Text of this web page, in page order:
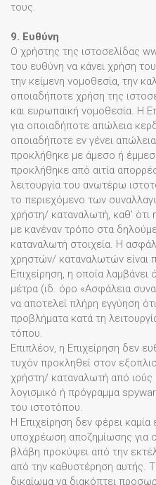
τους.
9. Ευθύνη
Ο χρήστης της ιστοσελίδας
του ευθύνη να κάνει χρήση
την κείμενη νομοθεσία, την
οποιαδήποτε χρήση της
και ευρωπαϊκή νομοθεσία. Η
για οποιαδήποτε απώλεια
οποιαδήποτε εν γένει
προκλήθηκε με άμεσο ή
προκλήθηκε από αιτία
λειτουργία του ανωτέρω
το περιεχόμενο των
χρήστη/ καταναλωτή, καθ’ ότι
με κανέναν τρόπο στα
καταναλωτή στοιχεία. Η
χρηστών/ καταναλωτών είναι
Επιχείρηση, η οποία
μέτρα (ιδ. όρο «Ασφάλεια
να αποτελεί πλήρη εγγύηση
προβλήματα κατά τη
τόπου.
Επιπλέον, η Επιχείρηση δεν
τυχόν προκληθεί στον
χρήστη/ καταναλωτή από ιούς
λογισμικό ή πρόγραμμα
του ιστοτόπου.
Η Επιχείρηση δεν φέρει
υποχρέωση αποζημίωσης για
βλάβη προκύψει από την
από την καθυστέρηση αυτής.
δικαίωμα να διακόπτει